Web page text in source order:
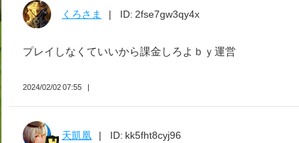
くろさま ID: 2fse7gw3qy4x
プレイしなくていいから課金しろよｂｙ運営
2024/02/02 07:55
天凱凰 ID: kk5fht8cyj96